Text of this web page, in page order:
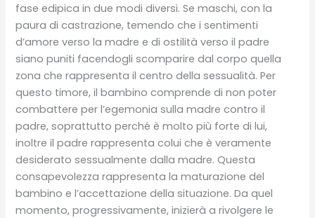
fase edipica in due modi diversi. Se maschi, con la
paura di castrazione, temendo che i sentimenti
d’amore verso la madre e di ostilità verso il padre
siano puniti facendogli scomparire dal corpo quella
zona che rappresenta il centro della sessualità. Per
questo timore, il bambino comprende di non poter
combattere per l’egemonia sulla madre contro il
padre, soprattutto perché è molto più forte di lui,
inoltre il padre rappresenta colui che è veramente
desiderato sessualmente dalla madre. Questa
consapevolezza rappresenta la maturazione del
bambino e l’accettazione della situazione. Da quel
momento, progressivamente, inizierà a rivolgere le